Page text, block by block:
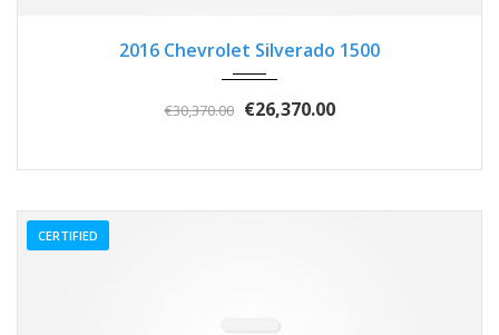
2016 Chevrolet Silverado 1500
€30,370.00 €26,370.00
CERTIFIED